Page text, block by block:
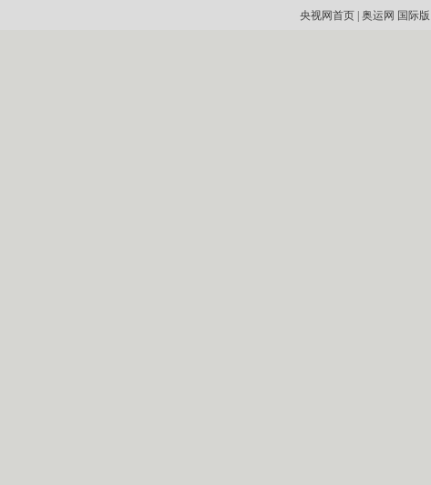
央视网首页| 奥运网 国际版